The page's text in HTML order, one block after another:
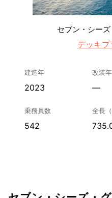
セブン・シー
デッキ
建造年
2023
改装年
—
乗務員数
542
全長